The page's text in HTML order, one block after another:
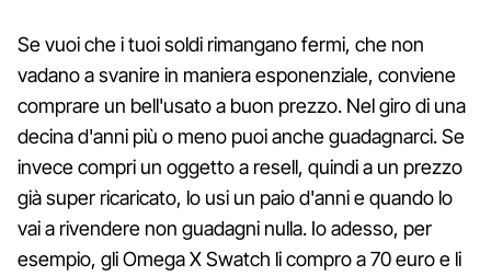
Se vuoi che i tuoi soldi rimangano fermi, che non
vadano a svanire in maniera esponenziale, conviene
comprare un bell'usato a buon prezzo. Nel giro di una
decina d'anni più o meno puoi anche guadagnarci. Se
invece compri un oggetto a resell, quindi a un prezzo
già super ricaricato, lo usi un paio d'anni e quando lo
vai a rivendere non guadagni nulla. Io adesso, per
esempio, gli Omega X Swatch li compro a 70 euro e li